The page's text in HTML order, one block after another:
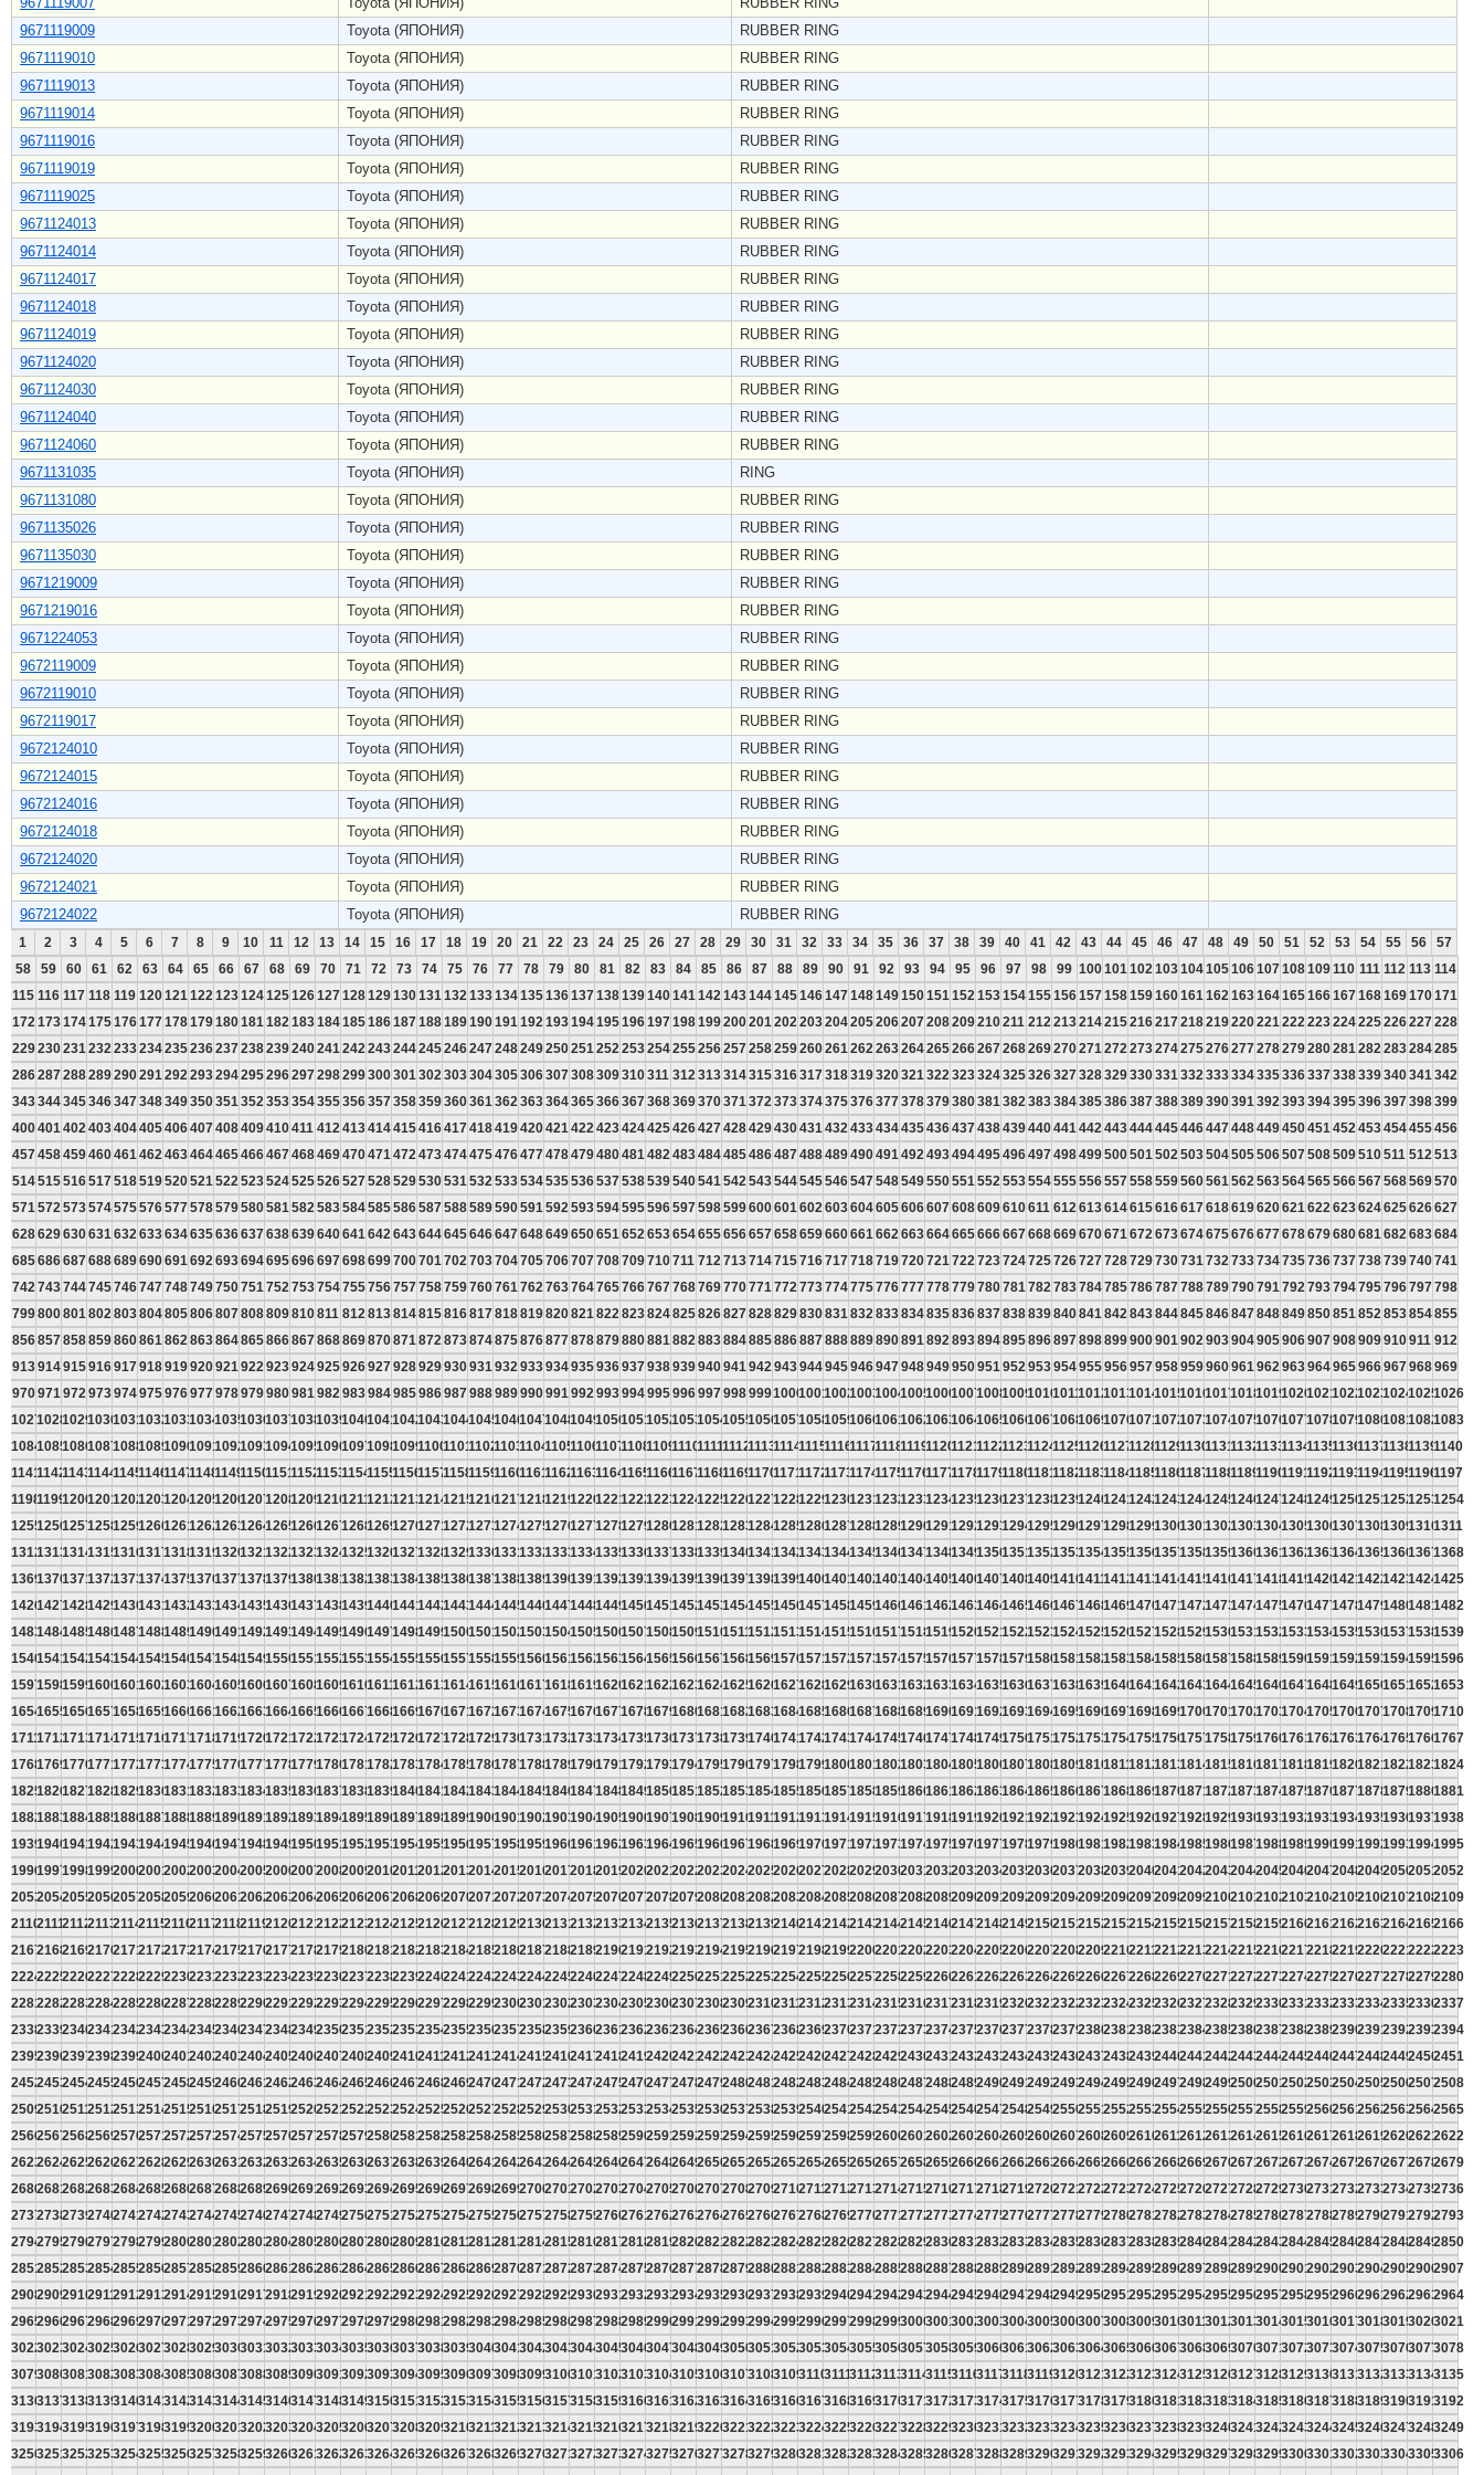
9671119009
Toyota (ЯПОНИЯ)
RUBBER RING
9671119010
Toyota (ЯПОНИЯ)
RUBBER RING
9671119013
Toyota (ЯПОНИЯ)
RUBBER RING
9671119014
Toyota (ЯПОНИЯ)
RUBBER RING
9671119016
Toyota (ЯПОНИЯ)
RUBBER RING
9671119019
Toyota (ЯПОНИЯ)
RUBBER RING
9671119025
Toyota (ЯПОНИЯ)
RUBBER RING
9671124013
Toyota (ЯПОНИЯ)
RUBBER RING
9671124014
Toyota (ЯПОНИЯ)
RUBBER RING
9671124017
Toyota (ЯПОНИЯ)
RUBBER RING
9671124018
Toyota (ЯПОНИЯ)
RUBBER RING
9671124019
Toyota (ЯПОНИЯ)
RUBBER RING
9671124020
Toyota (ЯПОНИЯ)
RUBBER RING
9671124030
Toyota (ЯПОНИЯ)
RUBBER RING
9671124040
Toyota (ЯПОНИЯ)
RUBBER RING
9671124060
Toyota (ЯПОНИЯ)
RUBBER RING
9671131035
Toyota (ЯПОНИЯ)
RING
9671131080
Toyota (ЯПОНИЯ)
RUBBER RING
9671135026
Toyota (ЯПОНИЯ)
RUBBER RING
9671135030
Toyota (ЯПОНИЯ)
RUBBER RING
9671219009
Toyota (ЯПОНИЯ)
RUBBER RING
9671219016
Toyota (ЯПОНИЯ)
RUBBER RING
9671224053
Toyota (ЯПОНИЯ)
RUBBER RING
9672119009
Toyota (ЯПОНИЯ)
RUBBER RING
9672119010
Toyota (ЯПОНИЯ)
RUBBER RING
9672119017
Toyota (ЯПОНИЯ)
RUBBER RING
9672124010
Toyota (ЯПОНИЯ)
RUBBER RING
9672124015
Toyota (ЯПОНИЯ)
RUBBER RING
9672124016
Toyota (ЯПОНИЯ)
RUBBER RING
9672124018
Toyota (ЯПОНИЯ)
RUBBER RING
9672124020
Toyota (ЯПОНИЯ)
RUBBER RING
9672124021
Toyota (ЯПОНИЯ)
RUBBER RING
9672124022
Toyota (ЯПОНИЯ) RUBBER RING
1 2 3 4 5 6 7 8 9 10 11 12 13 14 15 16 17 18 19 20 21 22 23 24 25 26 27 28 29 30 31 32 33 34 35 36 37 38 39 40 41 42 43 44 45 46 47 48 49 50 51 52 53 54 55 56
57
58
59 60 61 62 63 64 65 66 67 68 69 70 71 72 73 74 75 76 77 78 79 80 81 82 83 84 85 86 87 88 89 90 91 92 93 94 95 96 97 98 99 100101 102 103104105106107108109110 111 112 113 114
115 116 117 118 119 120121 122 123124125126127128129130131 132 133134135136137138139140141 142 143144145146147148149150151 152 153154155156157158159160161 162 163164165166167168169170171
172 173174175176177178179180181 182 183184185186187188189190191 192 193194195196197198199200201 202 203204205206207208209210211 212 213214215216217218219220221 222 223224225226227228
229230231 232 233234235236237238239240241 242 243244245246247248249250251 252 253254255256257258259260261 262 263264265266267268269270271 272 273274275276277278279280281 282 283284285
286287288289290291 292 293294295296297298299300301 302 303304305306307308309310311 312 313314315316317318319320321 322 323324325326327328329330331 332 333334335336337338339340341 342
343344345346347348349350351 352 353354355356357358359360361 362 363364365366367368369370371 372 373374375376377378379380381 382 383384385386387388389390391 392 393394395396397398399
400401 402 403404405406407408409410411 412 413414415416417418419420421 422 423424425426427428429430431 432 433434435436437438439440441 442 443444445446447448449450451 452 453454455456
457458459460461 462 463464465466467468469470471 472 473474475476477478479480481 482 483484485486487488489490491 492 493494495496497498499500501 502 503504505506507508509510511 512 513
514515516517518519520521 522 523524525526527528529530531 532 533534535536537538539540541 542 543544545546547548549550551 552 553554555556557558559560561 562 563564565566567568569570
571 572 573574575576577578579580581 582 583584585586587588589590591 592 593594595596597598599600601 602 603604605606607608609610611 612 613614615616617618619620621 622 623624625626627
628629630631 632 633634635636637638639640641 642 643644645646647648649650651 652 653654655656657658659660661 662 663664665666667668669670671 672 673674675676677678679680681 682 683684
685686687688689690691 692 693694695696697698699700701 702 703704705706707708709710711 712 713714715716717718719720721 722 723724725726727728729730731 732 733734735736737738739740741
742 743744745746747748749750751 752 753754755756757758759760761 762 763764765766767768769770771 772 773774775776777778779780781 782 783784785786787788789790791 792 793794795796797798
799800801 802 803804805806807808809810811 812 813814815816817818819820821 822 823824825826827828829830831 832 833834835836837838839840841 842 843844845846847848849850851 852 853854855
856857858859860861 862 863864865866867868869870871 872 873874875876877878879880881 882 883884885886887888889890891 892 893894895896897898899900901 902 903904905906907908909910911 912
913914915916917918919920921 922 923924925926927928929930931 932 933934935936937938939940941 942 943944945946947948949950951 952 953954955956957958959960961 962 963964965966967968969
970971 972 973974975976977978979980981 982 983984985986987988989990991 992 993994995996997998999100010011002100310041005100610071008100910101011101210131014101510161017101810191020102110221023102410251026
102710281029103010311032103310341035103610371038103910401041104210431044104510461047104810491050105110521053105410551056105710581059106010611062106310641065106610671068106910701071107210731074107510761077107810791080108110821083
108410851086108710881089109010911092109310941095109610971098109911001101110211031104110511061107110811091110111111121113111411151116111711181119112011211122112311241125112611271128112911301131113211331134113511361137113811391140
114111421143114411451146114711481149115011511152115311541155115611571158115911601161116211631164116511661167116811691170117111721173117411751176117711781179118011811182118311841185118611871188118911901191119211931194119511961197
119811991200120112021203120412051206120712081209121012111212121312141215121612171218121912201221122212231224122512261227122812291230123112321233123412351236123712381239124012411242124312441245124612471248124912501251125212531254
125512561257125812591260126112621263126412651266126712681269127012711272127312741275127612771278127912801281128212831284128512861287128812891290129112921293129412951296129712981299130013011302130313041305130613071308130913101311
131213131314131513161317131813191320132113221323132413251326132713281329133013311332133313341335133613371338133913401341134213431344134513461347134813491350135113521353135413551356135713581359136013611362136313641365136613671368
136913701371137213731374137513761377137813791380138113821383138413851386138713881389139013911392139313941395139613971398139914001401140214031404140514061407140814091410141114121413141414151416141714181419142014211422142314241425
142614271428142914301431143214331434143514361437143814391440144114421443144414451446144714481449145014511452145314541455145614571458145914601461146214631464146514661467146814691470147114721473147414751476147714781479148014811482
148314841485148614871488148914901491149214931494149514961497149814991500150115021503150415051506150715081509151015111512151315141515151615171518151915201521152215231524152515261527152815291530153115321533153415351536153715381539
154015411542154315441545154615471548154915501551155215531554155515561557155815591560156115621563156415651566156715681569157015711572157315741575157615771578157915801581158215831584158515861587158815891590159115921593159415951596
159715981599160016011602160316041605160616071608160916101611161216131614161516161617161816191620162116221623162416251626162716281629163016311632163316341635163616371638163916401641164216431644164516461647164816491650165116521653
165416551656165716581659166016611662166316641665166616671668166916701671167216731674167516761677167816791680168116821683168416851686168716881689169016911692169316941695169616971698169917001701170217031704170517061707170817091710
171117121713171417151716171717181719172017211722172317241725172617271728172917301731173217331734173517361737173817391740174117421743174417451746174717481749175017511752175317541755175617571758175917601761176217631764176517661767
176817691770177117721773177417751776177717781779178017811782178317841785178617871788178917901791179217931794179517961797179817991800180118021803180418051806180718081809181018111812181318141815181618171818181918201821182218231824
182518261827182818291830183118321833183418351836183718381839184018411842184318441845184618471848184918501851185218531854185518561857185818591860186118621863186418651866186718681869187018711872187318741875187618771878187918801881
188218831884188518861887188818891890189118921893189418951896189718981899190019011902190319041905190619071908190919101911191219131914191519161917191819191920192119221923192419251926192719281929193019311932193319341935193619371938
193919401941194219431944194519461947194819491950195119521953195419551956195719581959196019611962196319641965196619671968196919701971197219731974197519761977197819791980198119821983198419851986198719881989199019911992199319941995
199619971998199920002001200220032004200520062007200820092010201120122013201420152016201720182019202020212022202320242025202620272028202920302031203220332034203520362037203820392040204120422043204420452046204720482049205020512052
205320542055205620572058205920602061206220632064206520662067206820692070207120722073207420752076207720782079208020812082208320842085208620872088208920902091209220932094209520962097209820992100210121022103210421052106210721082109
211021112112211321142115211621172118211921202121212221232124212521262127212821292130213121322133213421352136213721382139214021412142214321442145214621472148214921502151215221532154215521562157215821592160216121622163216421652166
216721682169217021712172217321742175217621772178217921802181218221832184218521862187218821892190219121922193219421952196219721982199220022012202220322042205220622072208220922102211221222132214221522162217221822192220222122222223
222422252226222722282229223022312232223322342235223622372238223922402241224222432244224522462247224822492250225122522253225422552256225722582259226022612262226322642265226622672268226922702271227222732274227522762277227822792280
228122822283228422852286228722882289229022912292229322942295229622972298229923002301230223032304230523062307230823092310231123122313231423152316231723182319232023212322232323242325232623272328232923302331233223332334233523362337
233823392340234123422343234423452346234723482349235023512352235323542355235623572358235923602361236223632364236523662367236823692370237123722373237423752376237723782379238023812382238323842385238623872388238923902391239223932394
239523962397239823992400240124022403240424052406240724082409241024112412241324142415241624172418241924202421242224232424242524262427242824292430243124322433243424352436243724382439244024412442244324442445244624472448244924502451
245224532454245524562457245824592460246124622463246424652466246724682469247024712472247324742475247624772478247924802481248224832484248524862487248824892490249124922493249424952496249724982499250025012502250325042505250625072508
250925102511251225132514251525162517251825192520252125222523252425252526252725282529253025312532253325342535253625372538253925402541254225432544254525462547254825492550255125522553255425552556255725582559256025612562256325642565
256625672568256925702571257225732574257525762577257825792580258125822583258425852586258725882589259025912592259325942595259625972598259926002601260226032604260526062607260826092610261126122613261426152616261726182619262026212622
262326242625262626272628262926302631263226332634263526362637263826392640264126422643264426452646264726482649265026512652265326542655265626572658265926602661266226632664266526662667266826692670267126722673267426752676267726782679
268026812682268326842685268626872688268926902691269226932694269526962697269826992700270127022703270427052706270727082709271027112712271327142715271627172718271927202721272227232724272527262727272827292730273127322733273427352736
273727382739274027412742274327442745274627472748274927502751275227532754275527562757275827592760276127622763276427652766276727682769277027712772277327742775277627772778277927802781278227832784278527862787278827892790279127922793
279427952796279727982799280028012802280328042805280628072808280928102811281228132814281528162817281828192820282128222823282428252826282728282829283028312832283328342835283628372838283928402841284228432844284528462847284828492850
285128522853285428552856285728582859286028612862286328642865286628672868286928702871287228732874287528762877287828792880288128822883288428852886288728882889289028912892289328942895289628972898289929002901290229032904290529062907
290829092910291129122913291429152916291729182919292029212922292329242925292629272928292929302931293229332934293529362937293829392940294129422943294429452946294729482949295029512952295329542955295629572958295929602961296229632964
296529662967296829692970297129722973297429752976297729782979298029812982298329842985298629872988298929902991299229932994299529962997299829993000300130023003300430053006300730083009301030113012301330143015301630173018301930203021
302230233024302530263027302830293030303130323033303430353036303730383039304030413042304330443045304630473048304930503051305230533054305530563057305830593060306130623063306430653066306730683069307030713072307330743075307630773078
307930803081308230833084308530863087308830893090309130923093309430953096309730983099310031013102310331043105310631073108310931103111311231133114311531163117311831193120312131223123312431253126312731283129313031313132313331343135
313631373138313931403141314231433144314531463147314831493150315131523153315431553156315731583159316031613162316331643165316631673168316931703171317231733174317531763177317831793180318131823183318431853186318731883189319031913192
319331943195319631973198319932003201320232033204320532063207320832093210321132123213321432153216321732183219322032213222322332243225322632273228322932303231323232333234323532363237323832393240324132423243324432453246324732483249
325032513252325332543255325632573258325932603261326232633264326532663267326832693270327132723273327432753276327732783279328032813282328332843285328632873288328932903291329232933294329532963297329832993300330133023303330433053306